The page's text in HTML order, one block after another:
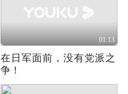
01:13
在日军面前，没有党派之
争！